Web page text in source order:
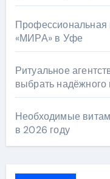
Профессиональная
«МИРА» в Уфе
Ритуальное
выбрать
Необходимые
в 2026 году